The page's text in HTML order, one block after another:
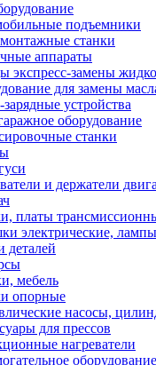
подъемники
станки
аппараты
экспресс-замены
для замены
устройства
оборудование
станки
и держатели
платы
электрические,
деталей
мебель
опорные
насосы,
для прессов
нагреватели
оборудование